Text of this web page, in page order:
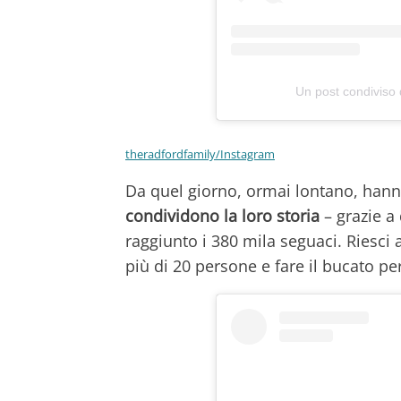
Un post
theradfordfamily/Instagram
Da quel giorno, ormai lontano,
condividono la loro storia – grazie
raggiunto i 380 mila seguaci.
più di 20 persone e fare il bucato